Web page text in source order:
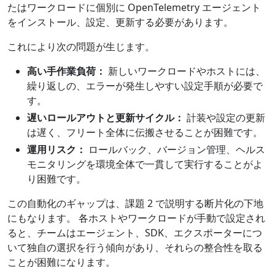
たはワークロードに個別に OpenTelemetry エージェント
をインストール、設定、更新する必要があります。
これにより次の問題が生じます。
高い手作業負荷： 新しいワークロードやホストには、
繰り返しの、エラーが発生しやすい設定手順が必要で
す。
遅いロールアウトと更新サイクル： 計装や設定の更新
は遅く、フリート全体に伝搬させることが困難です。
運用リスク： ロールバック、バージョン管理、ヘルス
モニタリングを環境全体で一貫して実行することがよ
り困難です。
この自動化のギャップは、課題 2 で説明する断片化の下地
にもなります。 各ホストやワークロードが手動で設定され
ると、チームはエージェント、SDK、エクスポーターにつ
いて独自の選択を行う傾向があり、それらの整合性を取る
ことが困難になります。